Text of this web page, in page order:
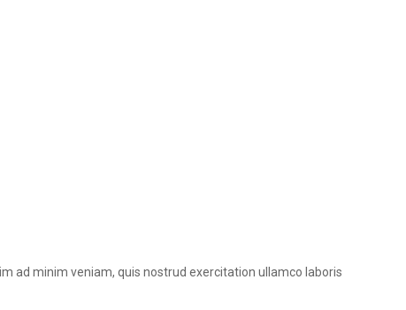
ad minim veniam, quis nostrud exercitation ullamco laboris